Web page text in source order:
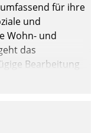
für ihre
und
Wohn- und
das
Bearbeitung
das
eigenen Kanal